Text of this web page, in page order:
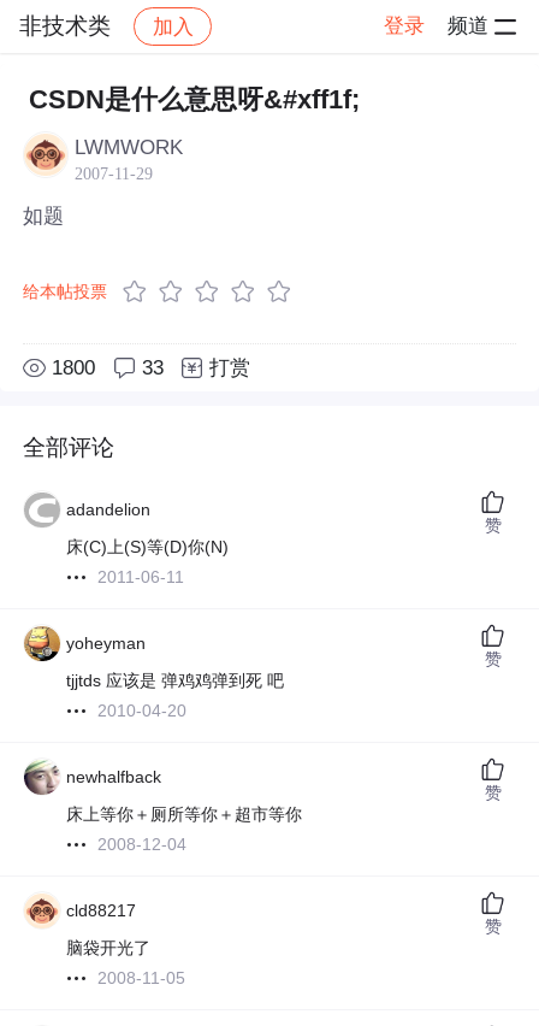
非技术类 加入 登录 频道
社区 非技术类 帖子详情
CSDN是什么意思呀&#xff1f;
LWMWORK
2007-11-29
如题
给本帖投票
1800 33 打赏
全部评论
adandelion
床(C)上(S)等(D)你(N)
2011-06-11
赞
yoheyman
tjjtds 应该是 弹鸡鸡弹到死 吧
2010-04-20
赞
newhalfback
床上等你＋厕所等你＋超市等你
2008-12-04
赞
cld88217
脑袋开光了
2008-11-05
赞